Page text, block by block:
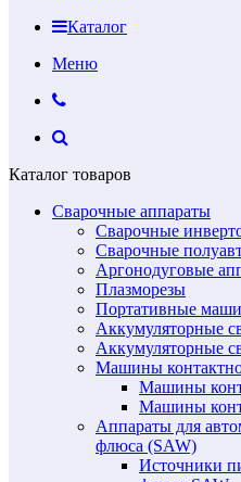
Каталог
Меню
Каталог товаров
Сварочные аппараты
Сварочные
Сварочные
Аргонодуговые
Плазморезы
Портативные
Аккумуляторные
Аккумуляторные
Машины
Машины
Машины
Аппараты для
флюса (SAW)
Источники